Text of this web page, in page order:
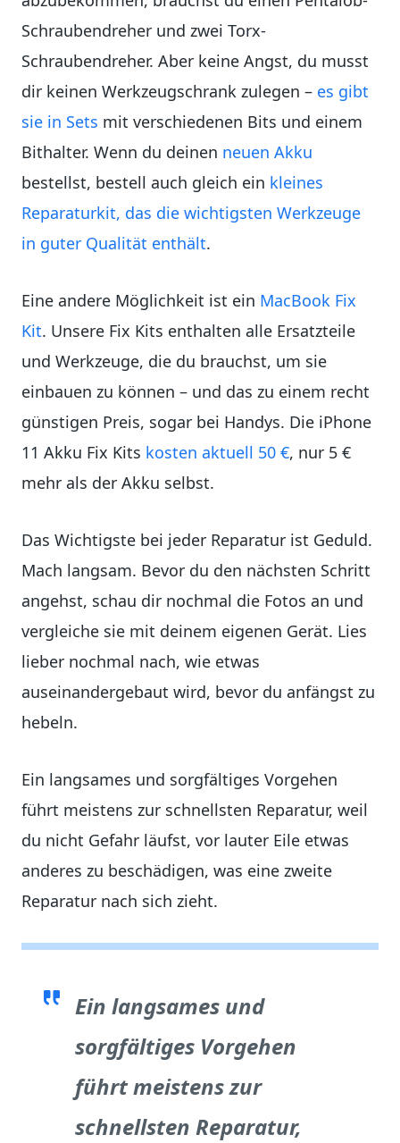
Schraubendreher und zwei Torx-
Schraubendreher. Aber keine Angst, du musst
dir keinen Werkzeugschrank zulegen – es gibt
sie in Sets mit verschiedenen Bits und einem
Bithalter. Wenn du deinen neuen Akku
bestellst, bestell auch gleich ein kleines
Reparaturkit, das die wichtigsten Werkzeuge
in guter Qualität enthält.
Eine andere Möglichkeit ist ein MacBook Fix
Kit. Unsere Fix Kits enthalten alle Ersatzteile
und Werkzeuge, die du brauchst, um sie
einbauen zu können – und das zu einem recht
günstigen Preis, sogar bei Handys. Die iPhone
11 Akku Fix Kits kosten aktuell 50 €, nur 5 €
mehr als der Akku selbst.
Das Wichtigste bei jeder Reparatur ist Geduld.
Mach langsam. Bevor du den nächsten Schritt
angehst, schau dir nochmal die Fotos an und
vergleiche sie mit deinem eigenen Gerät. Lies
lieber nochmal nach, wie etwas
auseinandergebaut wird, bevor du anfängst zu
hebeln.
Ein langsames und sorgfältiges Vorgehen
führt meistens zur schnellsten Reparatur, weil
du nicht Gefahr läufst, vor lauter Eile etwas
anderes zu beschädigen, was eine zweite
Reparatur nach sich zieht.
Ein langsames und
sorgfältiges Vorgehen
führt meistens zur
schnellsten Reparatur,